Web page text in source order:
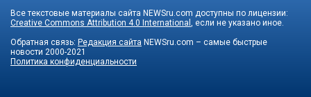
Все текстовые материалы сайта NEWSru.com доступны по лицензии:
Creative Commons Attribution 4.0 International , если не указано иное.
Обратная связь: Редакция сайта NEWSru.com – самые быстрые
новости 2000-2021
Политика конфиденциальности